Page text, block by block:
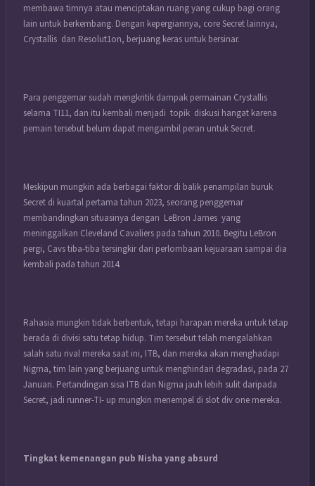
membawa timnya atau menciptakan ruang yang cukup bagi orang
lain untuk berkembang. Dengan kepergiannya, core Secret lainnya,
Crystallis dan Resolut1on, berjuang keras untuk bersinar.
Para penggemar sudah mengkritik dampak permainan Crystallis
selama TI11, dan itu kembali menjadi topik diskusi hangat karena
pemain tersebut belum dapat mengambil peran untuk Secret.
Meskipun mungkin ada berbagai faktor di balik penampilan buruk
Secret di kuartal pertama tahun 2023, seorang penggemar
membandingkan situasinya dengan LeBron James yang
meninggalkan Cleveland Cavaliers pada tahun 2010. Begitu LeBron
pergi, Cavs tiba-tiba tersingkir dari perlombaan kejuaraan sampai dia
kembali pada tahun 2014.
Rahasia mungkin tidak berbentuk, tetapi harapan mereka untuk tetap
berada di divisi satu tetap hidup. Tim tersebut telah mengalahkan
salah satu rival mereka saat ini, ITB, dan mereka akan menghadapi
Nigma, tim lain yang berjuang untuk menghindari degradasi, pada 27
Januari. Pertandingan sisa ITB dan Nigma jauh lebih sulit daripada
Secret, jadi runner-TI- up mungkin menempel di slot div one mereka.
Tingkat kemenangan pub Nisha yang absurd